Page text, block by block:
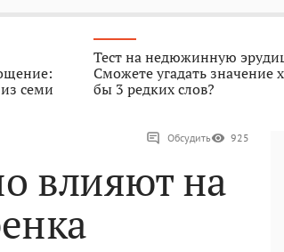
семи
Тест на недюжинную
Сможете угадать значение
бы 3 редких слов?
Обсудить 925
влияют на